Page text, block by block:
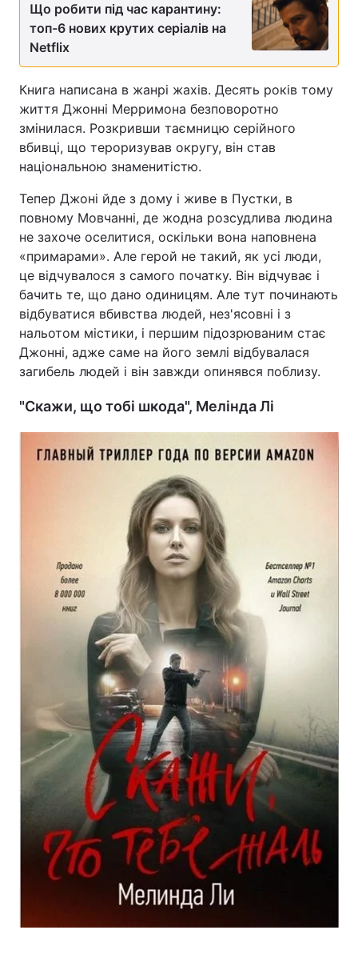
Що робити під час карантину:
топ-6 нових крутих серіалів на
Netflix
Книга написана в жанрі жахів. Десять років тому
життя Джонні Мерримона безповоротно
змінилася. Розкривши таємницю серійного
вбивці, що тероризував округу, він став
національною знаменитістю.
Тепер Джоні йде з дому і живе в Пустки, в
повному Мовчанні, де жодна розсудлива людина
не захоче оселитися, оскільки вона наповнена
«примарами». Але герой не такий, як усі люди,
це відчувалося з самого початку. Він відчуває і
бачить те, що дано одиницям. Але тут починають
відбуватися вбивства людей, нез'ясовні і з
нальотом містики, і першим підозрюваним стає
Джонні, адже саме на його землі відбувалася
загибель людей і він завжди опинявся поблизу.
"Скажи, що тобі шкода", Мелінда Лі